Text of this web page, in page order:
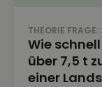
THEORIE
Wie
über 7,5 t
einer